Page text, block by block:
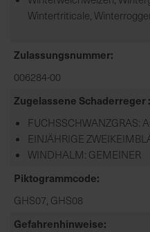
Wintertriticale,
Zulassungsnummer
006284-00
Zugelassene Schaderreger
FUCHSSCHWANZGRAS:
EINJÄHRIGE
WINDHALM: GEMEINER
Piktogrammcode
GHS07, GHS08
Gefahrenhinweise